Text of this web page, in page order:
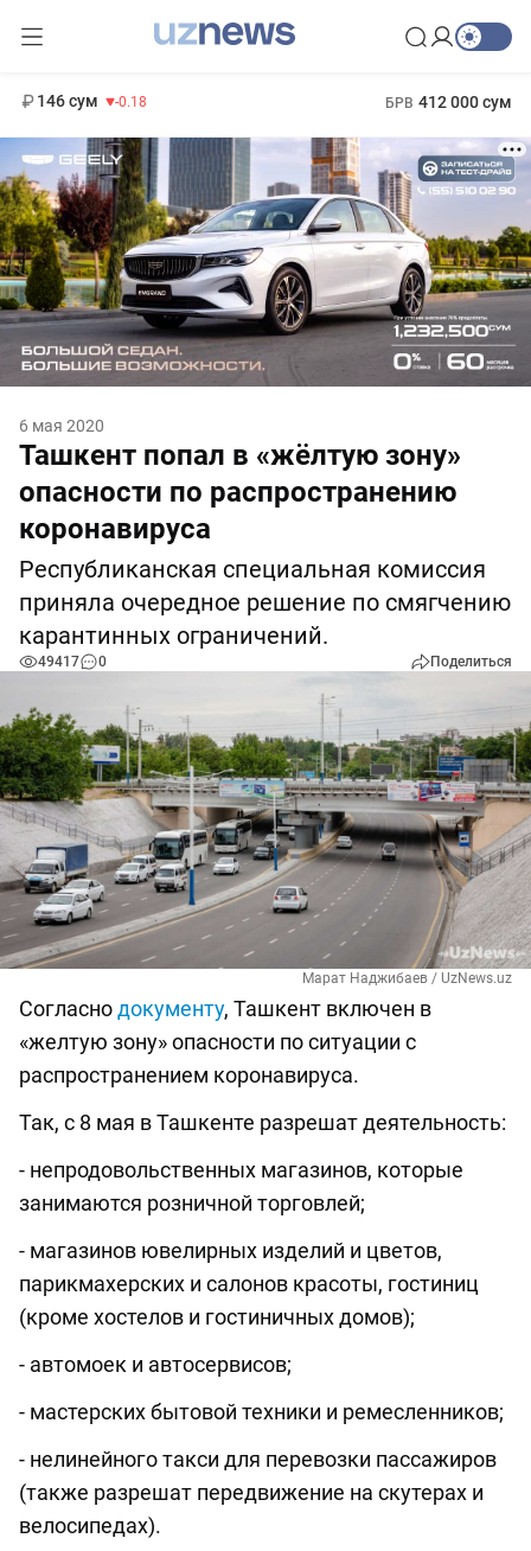
146 сум -0.18 БРВ 412 000 сум
6 мая 2020
Ташкент попал в «жёлтую зону»
опасности по распространению
коронавируса
Республиканская специальная комиссия
приняла очередное решение по смягчению
карантинных ограничений.
49417 0 Поделиться
Марат Наджибаев / UzNews.uz
Согласнодокументу, Ташкент включен в
«желтую зону» опасности по ситуации с
распространением коронавируса.
Так, с 8 мая в Ташкенте разрешат деятельность:
- непродовольственных магазинов, которые
занимаются розничной торговлей;
- магазинов ювелирных изделий и цветов,
парикмахерских и салонов красоты, гостиниц
(кроме хостелов и гостиничных домов);
- автомоек и автосервисов;
- мастерских бытовой техники и ремесленников;
- нелинейного такси для перевозки пассажиров
(также разрешат передвижение на скутерах и
велосипедах).